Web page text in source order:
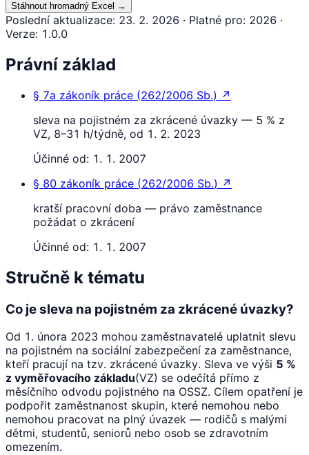
Stáhnout hromadný Excel →
Poslední aktualizace: 23. 2. 2026 · Platné pro: 2026 ·
Verze: 1.0.0
Právní základ
§ 7a zákoník práce (262/2006 Sb.) ↗
sleva na pojistném za zkrácené úvazky — 5 % z
VZ, 8–31 h/týdně, od 1. 2. 2023
Účinné od: 1. 1. 2007
§ 80 zákoník práce (262/2006 Sb.) ↗
kratší pracovní doba — právo zaměstnance
požádat o zkrácení
Účinné od: 1. 1. 2007
Stručně k tématu
Co je sleva na pojistném za zkrácené úvazky?
Od 1. února 2023 mohou zaměstnavatelé uplatnit slevu
na pojistném na sociální zabezpečení za zaměstnance,
kteří pracují na tzv. zkrácené úvazky. Sleva ve výši 5 %
z vyměřovacího základu(VZ) se odečítá přímo z
měsíčního odvodu pojistného na OSSZ. Cílem opatření je
podpořit zaměstnanost skupin, které nemohou nebo
nemohou pracovat na plný úvazek — rodičů s malými
dětmi, studentů, seniorů nebo osob se zdravotním
omezením.